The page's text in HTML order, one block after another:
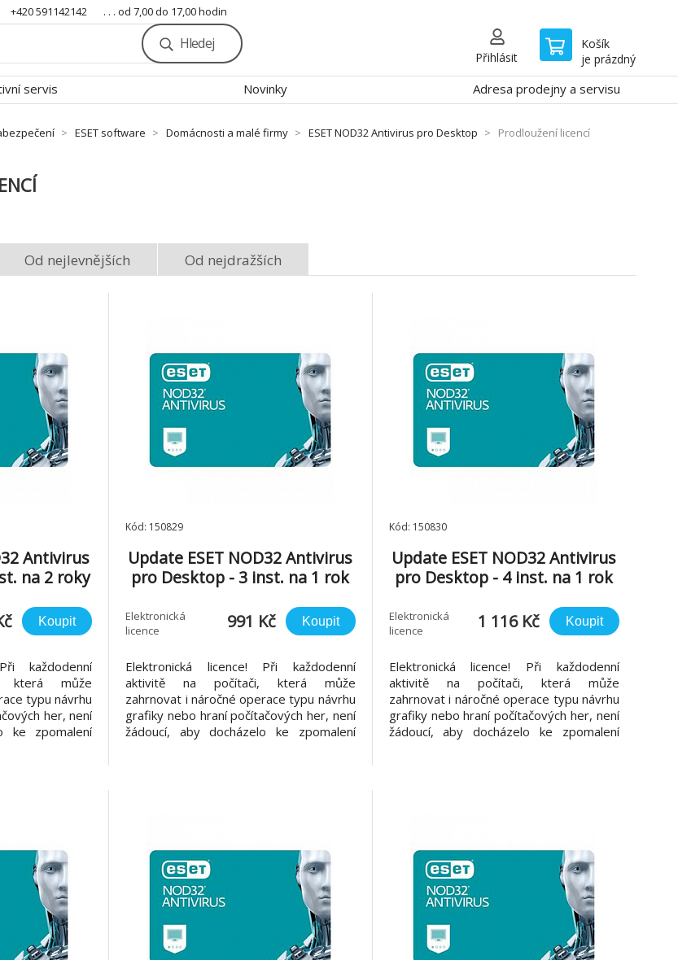
+420 591142142 . . . od 7,00 do 17,00 hodin
Hledej
Přihlásit
Košík
je prázdný
servis Novinky Adresa prodejny a servisu
ESET software Domácnosti a malé firmy ESET NOD32 Antivirus pro Desktop Prodloužení licencí
Od nejlevnějších Od nejdražších
Antivirus
na 2 roky
Koupit
každodenní
která může
typu návrhu
her, není
ke zpomalení
Kód: 150829
Update ESET NOD32 Antivirus
pro Desktop - 3 inst. na 1 rok
Elektronická
licence
991 Kč Koupit
Elektronická licence! Při každodenní
aktivitě na počítači, která může
zahrnovat i náročné operace typu návrhu
grafiky nebo hraní počítačových her, není
žádoucí, aby docházelo ke zpomalení
Kód: 150830
Update ESET NOD32 Antivirus
pro Desktop - 4 inst. na 1 rok
Elektronická
licence
1 116 Kč Koupit
Elektronická licence! Při každodenní
aktivitě na počítači, která může
zahrnovat i náročné operace typu návrhu
grafiky nebo hraní počítačových her, není
žádoucí, aby docházelo ke zpomalení